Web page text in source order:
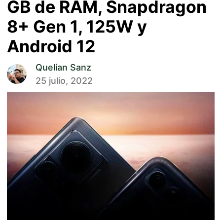
GB de RAM, Snapdragon
8+ Gen 1, 125W y
Android 12
Quelian Sanz
25 julio, 2022